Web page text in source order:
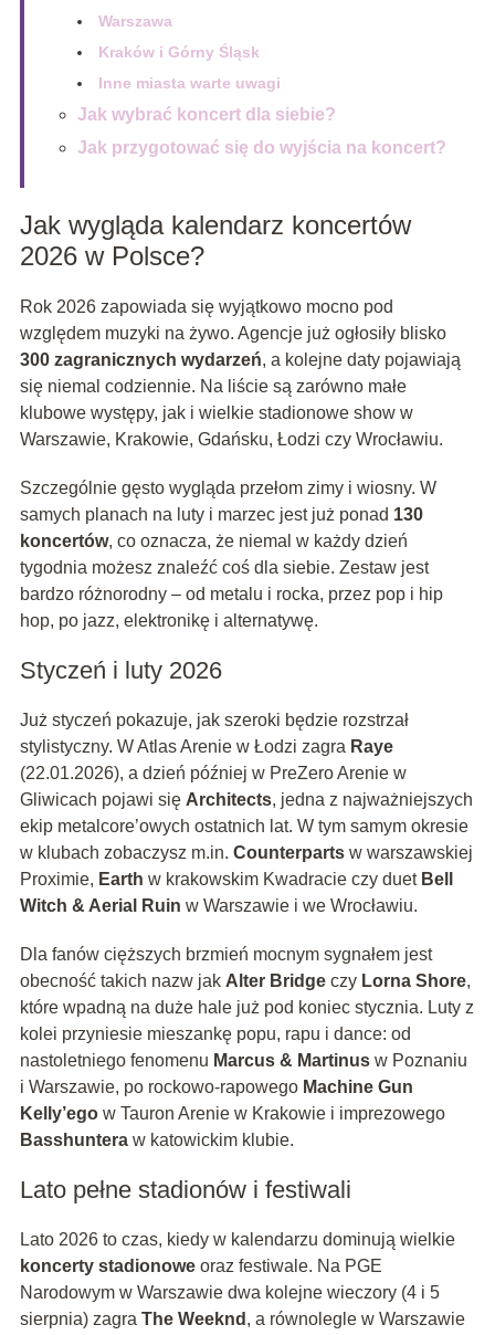
Warszawa
Kraków i Górny Śląsk
Inne miasta warte uwagi
Jak wybrać koncert dla siebie?
Jak przygotować się do wyjścia na koncert?
Jak wygląda kalendarz koncertów
2026 w Polsce?
Rok 2026 zapowiada się wyjątkowo mocno pod
względem muzyki na żywo. Agencje już ogłosiły blisko
300 zagranicznych wydarzeń, a kolejne daty pojawiają
się niemal codziennie. Na liście są zarówno małe
klubowe występy, jak i wielkie stadionowe show w
Warszawie, Krakowie, Gdańsku, Łodzi czy Wrocławiu.
Szczególnie gęsto wygląda przełom zimy i wiosny. W
samych planach na luty i marzec jest już ponad 130
koncertów, co oznacza, że niemal w każdy dzień
tygodnia możesz znaleźć coś dla siebie. Zestaw jest
bardzo różnorodny – od metalu i rocka, przez pop i hip
hop, po jazz, elektronikę i alternatywę.
Styczeń i luty 2026
Już styczeń pokazuje, jak szeroki będzie rozstrzał
stylistyczny. W Atlas Arenie w Łodzi zagra Raye
(22.01.2026), a dzień później w PreZero Arenie w
Gliwicach pojawi się Architects, jedna z najważniejszych
ekip metalcore’owych ostatnich lat. W tym samym okresie
w klubach zobaczysz m.in. Counterpartsw warszawskiej
Proximie, Earth w krakowskim Kwadracie czy duet Bell
Witch & Aerial Ruin w Warszawie i we Wrocławiu.
Dla fanów cięższych brzmień mocnym sygnałem jest
obecność takich nazw jak Alter Bridgeczy Lorna Shore,
które wpadną na duże hale już pod koniec stycznia. Luty z
kolei przyniesie mieszankę popu, rapu i dance: od
nastoletniego fenomenu Marcus & Martinusw Poznaniu
i Warszawie, po rockowo-rapowego Machine Gun
Kelly’egow Tauron Arenie w Krakowie i imprezowego
Basshunteraw katowickim klubie.
Lato pełne stadionów i festiwali
Lato 2026 to czas, kiedy w kalendarzu dominują wielkie
koncerty stadionoweoraz festiwale. Na PGE
Narodowym w Warszawie dwa kolejne wieczory (4 i 5
sierpnia) zagra The Weeknd , a równolegle w Warszawie